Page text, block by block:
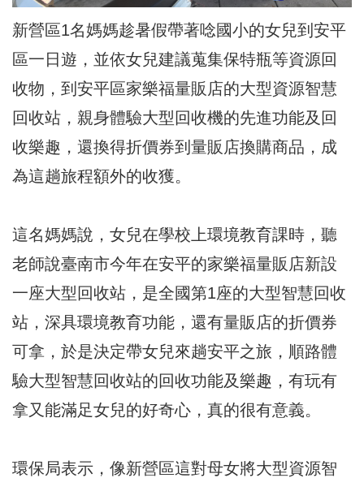
新營區1名媽媽趁暑假帶著唸國小的女兒到安平
區一日遊，並依女兒建議蒐集保特瓶等資源回
收物，到安平區家樂福量販店的大型資源智慧
回收站，親身體驗大型回收機的先進功能及回
收樂趣，還換得折價券到量販店換購商品，成
為這趟旅程額外的收獲。
這名媽媽說，女兒在學校上環境教育課時，聽
老師說臺南市今年在安平的家樂福量販店新設
一座大型回收站，是全國第1座的大型智慧回收
站，深具環境教育功能，還有量販店的折價券
可拿，於是決定帶女兒來趟安平之旅，順路體
驗大型智慧回收站的回收功能及樂趣，有玩有
拿又能滿足女兒的好奇心，真的很有意義。
環保局表示，像新營區這對母女將大型資源智